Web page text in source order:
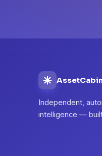
Independent,
intelligence —